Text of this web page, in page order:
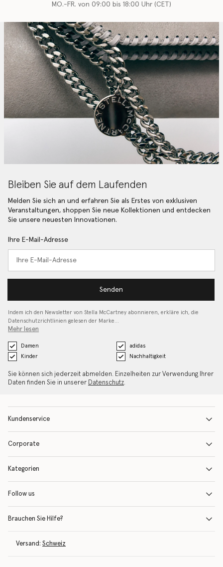
MO.-FR. von 09:00 bis 18:00 Uhr (CET)
Bleiben Sie auf dem Laufenden
Melden Sie sich an und erfahren Sie als Erstes von exklusiven
Veranstaltungen, shoppen Sie neue Kollektionen und entdecken
Sie unsere neuesten Innovationen.
Ihre E-Mail-Adresse
Senden
Indem ich den Newsletter von Stella McCartney abonnieren, erkläre ich, die
Datenschutzrichtlinien gelesen der Marke…
Mehr lesen
Damen
adidas
Kinder
Nachhaltigkeit
Sie können sich jederzeit abmelden. Einzelheiten zur Verwendung Ihrer
Daten finden Sie in unserer Datenschutz.
Kundenservice
Corporate
Kategorien
Follow us
Brauchen Sie Hilfe?
Versand: Schweiz